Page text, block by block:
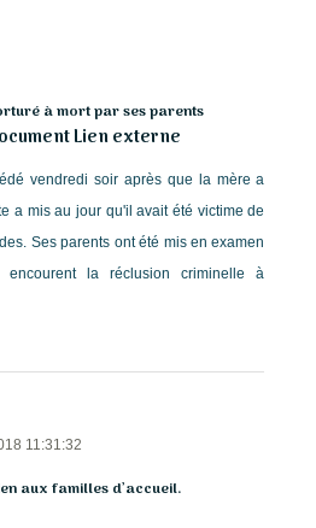
à mort par ses parents
Lien externe
vendredi soir après que la mère a
a mis au jour qu'il avait été victime de
Ses parents ont été mis en examen
la réclusion criminelle à
11:31:32
aux familles d’accueil.